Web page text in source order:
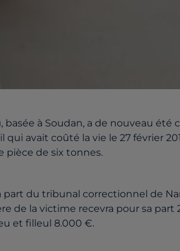
basée à Soudan, a de nouveau été
qui avait coûté la vie le 27 février
pièce de six tonnes.
du tribunal correctionnel de
de la victime recevra pour sa part
et filleul 8.000 €.